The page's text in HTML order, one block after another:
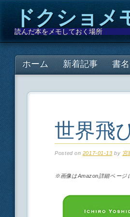
ドクショメ
読んだ本をメモしておく場所
Main menu
Skip
to
ホーム 新着記事 書
世界飛
Posted on 2017-01-13 by 宮
※画像はAmazon詳細ペー